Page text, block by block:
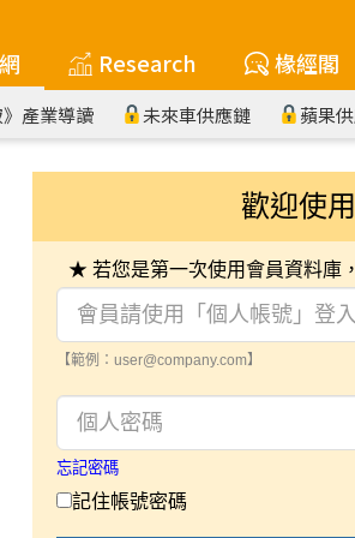
Research 椽經閣
》產業導讀 未來車供應鏈 蘋果
歡迎使
★ 若您是第一次使用會員資料庫
【範例：user@company.com】
忘記密碼
記住帳號密碼